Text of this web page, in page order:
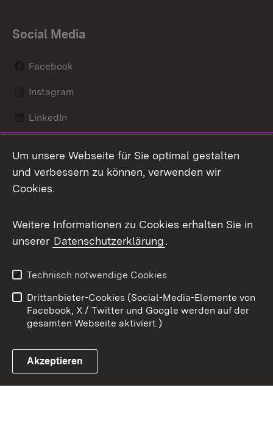
Social Media
Facebook
Instagram
LinkedIn
X / Twitter
Youtube
Link zum Landesportal
Kontakt
Datenschutz
Barrierefreiheit
Impressum
Cookies
Um unsere Webseite für Sie optimal gestalten
und verbessern zu können, verwenden wir
Cookies.
Weitere Informationen zu Cookies erhalten Sie in
unserer Datenschutzerklärung.
Technisch notwendige Cookies
Drittanbieter-Cookies (Social-Media-Elemente von
Facebook, X / Twitter und Google werden auf der
gesamten Webseite aktiviert.)
Akzeptieren